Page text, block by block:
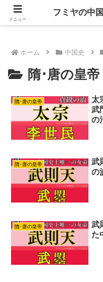
ドラマは歴史
ホーム 中国史
隋･唐の皇帝
隋･唐の皇帝
太
武
の
隋･唐の皇帝
武
の
隋･唐の皇帝
武
た
メニュー
フミヤの中